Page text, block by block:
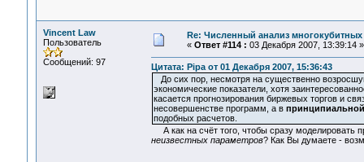
Vincent Law
Пользователь
Сообщений: 97
Re: Численный анализ многокубитных
« Ответ #114 : 03 Декабря 2007, 13:39:14 »
Цитата: Pipa от 01 Декабря 2007, 15:36:43
До сих пор, несмотря на существенно
экономические показатели, хотя
касается прогнозирования биржевых торгов и
несовершенстве программ, а в
подобных расчетов.
А как на счёт того, чтобы сразу моделировать
неизвестных параметров? Как Вы думаете -